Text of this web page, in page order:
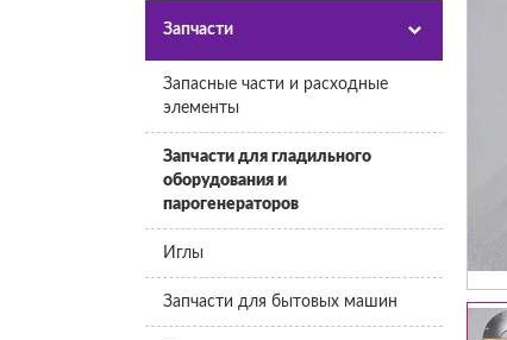
Запчасти
Запасные части и расходные
элементы
Запчасти для гладильного
оборудования и
парогенераторов
Иглы
Запчасти для бытовых машин